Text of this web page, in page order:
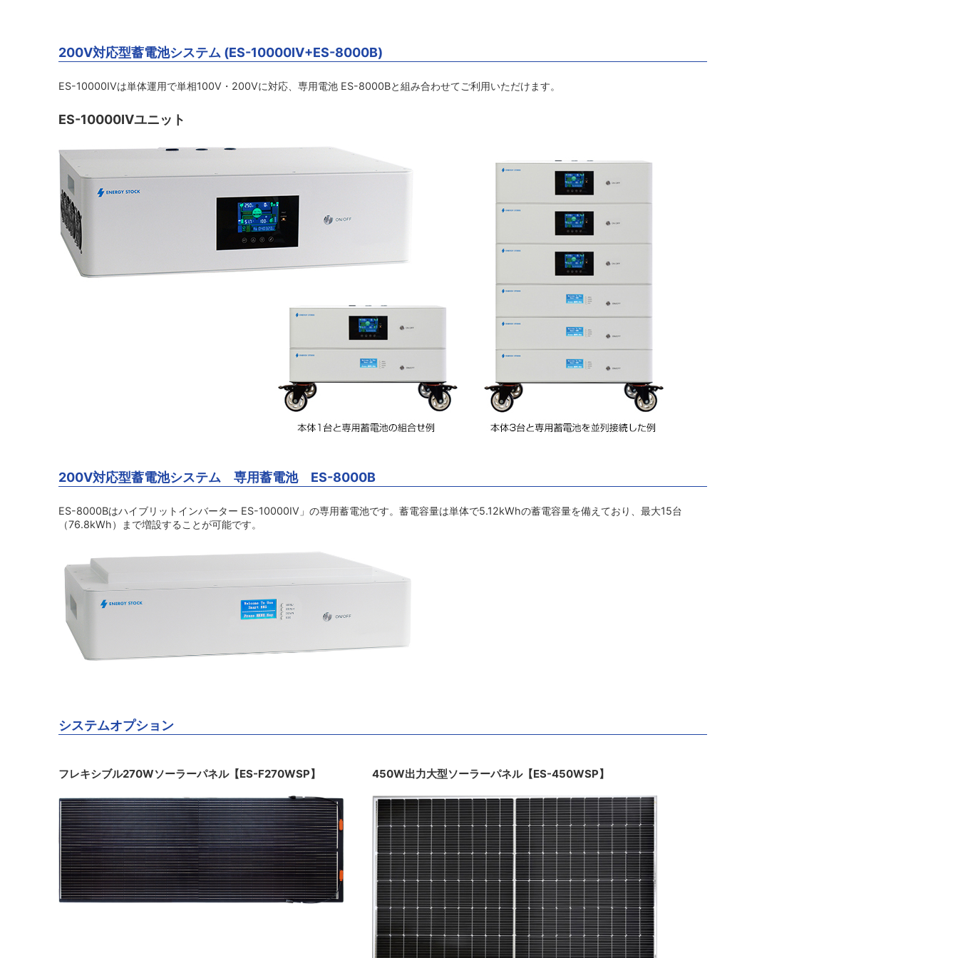
200V対応型蓄電池システム (ES-10000IV+ES-8000B)
ES-10000IVは単体運用で単相100V・200Vに対応、専用電池 ES-8000Bと組み合わせてご利用いただけます。
ES-10000IVユニット
200V対応型蓄電池システム 専用蓄電池 ES-8000B
ES-8000Bはハイブリットインバーター ES-10000IV」の専用蓄電池です。蓄電容量は単体で5.12kWhの蓄電容量を備えており、最大15台
（76.8kWh）まで増設することが可能です。
システムオプション
フレキシブル270Wソーラーパネル【ES-F270WSP】 450W出力大型ソーラーパネル【ES-450WSP】